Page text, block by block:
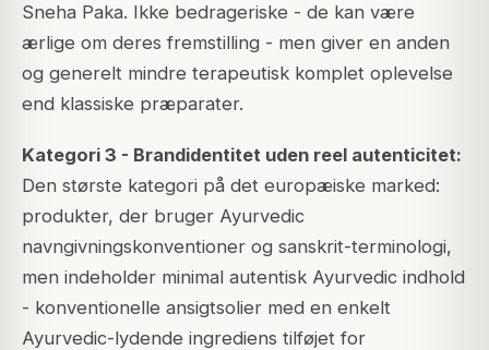
Sneha Paka. Ikke bedrageriske - de kan være
ærlige om deres fremstilling - men giver en anden
og generelt mindre terapeutisk komplet oplevelse
end klassiske præparater.
Kategori 3 - Brandidentitet uden reel autenticitet:
Den største kategori på det europæiske marked:
produkter, der bruger Ayurvedic
navngivningskonventioner og sanskrit-terminologi,
men indeholder minimal autentisk Ayurvedic indhold
- konventionelle ansigtsolier med en enkelt
Ayurvedic-lydende ingrediens tilføjet for